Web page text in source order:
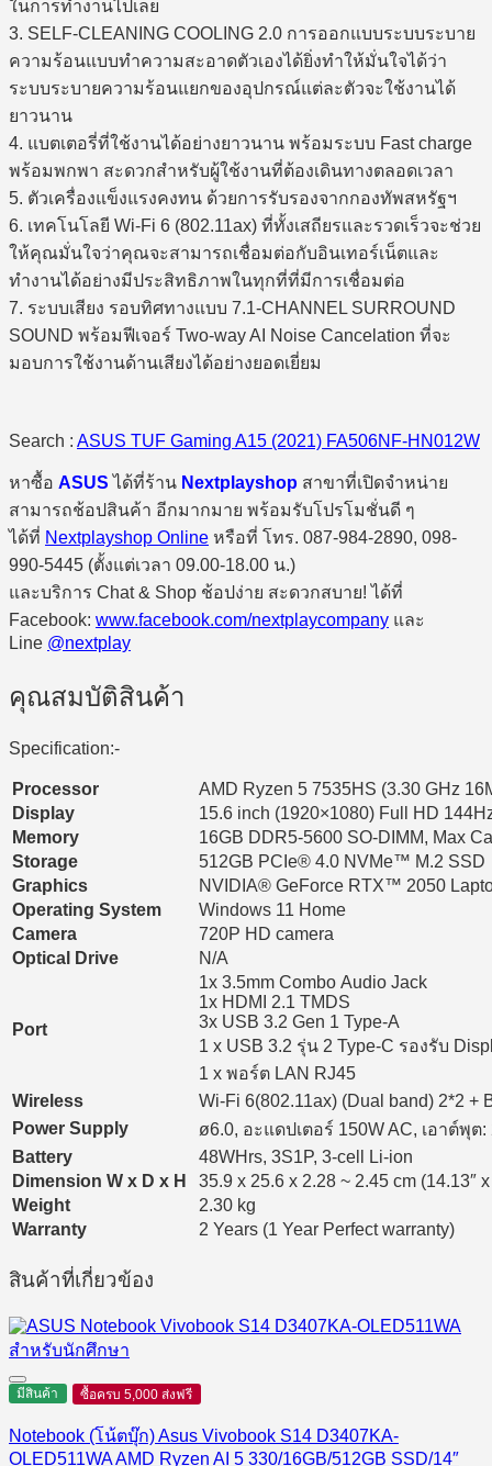
ในการทำงานไปเลย
3. SELF-CLEANING COOLING 2.0 การออกแบบระบบระบาย
ความร้อนแบบทำความสะอาดตัวเองได้ยิ่งทำให้มั่นใจได้ว่า
ระบบระบายความร้อนแยกของอุปกรณ์แต่ละตัวจะใช้งานได้
ยาวนาน
4. แบตเตอรี่ที่ใช้งานได้อย่างยาวนาน พร้อมระบบ Fast charge
พร้อมพกพา สะดวกสำหรับผู้ใช้งานที่ต้องเดินทางตลอดเวลา
5. ตัวเครื่องแข็งแรงคงทน ด้วยการรับรองจากกองทัพสหรัฐฯ
6. เทคโนโลยี Wi-Fi 6 (802.11ax) ที่ทั้งเสถียรและรวดเร็วจะช่วย
ให้คุณมั่นใจว่าคุณจะสามารถเชื่อมต่อกับอินเทอร์เน็ตและ
ทำงานได้อย่างมีประสิทธิภาพในทุกที่ที่มีการเชื่อมต่อ
7. ระบบเสียง รอบทิศทางแบบ 7.1-CHANNEL SURROUND
SOUND พร้อมฟีเจอร์ Two-way AI Noise Cancelation ที่จะ
มอบการใช้งานด้านเสียงได้อย่างยอดเยี่ยม
Search : ASUS TUF Gaming A15 (2021) FA506NF-HN012W
หาซื้อ ASUS ได้ที่ร้าน Nextplayshop สาขาที่เปิดจำหน่าย
สามารถช้อปสินค้า อีกมากมาย พร้อมรับโปรโมชั่นดี ๆ
ได้ที่ Nextplayshop Online หรือที่ โทร. 087-984-2890, 098-
990-5445 (ตั้งแต่เวลา 09.00-18.00 น.)
และบริการ Chat & Shop ช้อปง่าย สะดวกสบาย! ได้ที่
Facebook: www.facebook.com/nextplaycompany และ
Line @nextplay
คุณสมบัติสินค้า
Specification:-
Processor
AMD Ryzen 5 7535HS (3.30 GHz
Display
15.6 inch (1920×1080) Full HD
Memory
16GB DDR5-5600 SO-DIMM, Max
Storage
512GB PCIe® 4.0 NVMe™ M.2 SSD
Graphics
NVIDIA® GeForce RTX™ 2050
Operating System
Windows 11 Home
Camera
720P HD camera
Optical Drive
N/A
Port
1x 3.5mm Combo Audio Jack
1x HDMI 2.1 TMDS
3x USB 3.2 Gen 1 Type-A
1 x USB 3.2 รุ่น 2 Type-C รองรับ
1 x พอร์ต LAN RJ45
Wireless
Wi-Fi 6(802.11ax) (Dual band) 2*2 +
Power Supply
ø6.0, อะแดปเตอร์ 150W AC, เอาต์พุต
Battery
48WHrs, 3S1P, 3-cell Li-ion
Dimension W x D x H
35.9 x 25.6 x 2.28 ~ 2.45 cm (14.13″
Weight
2.30 kg
Warranty
2 Years (1 Year Perfect warranty)
สินค้าที่เกี่ยวข้อง
มีสินค้า ซื้อครบ 5,000 ส่งฟรี
Notebook (โน้ตบุ๊ก) Asus Vivobook S14 D3407KA-
OLED511WA AMD Ryzen AI 5 330/16GB/512GB SSD/14″